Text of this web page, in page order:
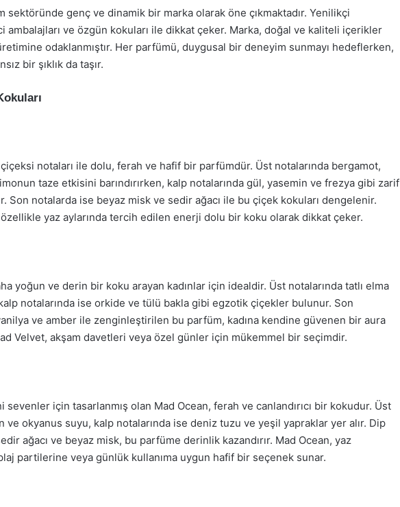
sektöründe genç ve dinamik bir marka olarak öne çıkmaktadır. Yenilikçi
ambalajları ve özgün kokuları ile dikkat çeker. Marka, doğal ve kaliteli içerikler
odaklanmıştır. Her parfümü, duygusal bir deneyim sunmayı hedeflerken,
bir şıklık da taşır.
notaları ile dolu, ferah ve hafif bir parfümdür. Üst notalarında bergamot,
taze etkisini barındırırken, kalp notalarında gül, yasemin ve frezya gibi zarif
Son notalarda ise beyaz misk ve sedir ağacı ile bu çiçek kokuları dengelenir.
yaz aylarında tercih edilen enerji dolu bir koku olarak dikkat çeker.
yoğun ve derin bir koku arayan kadınlar için idealdir. Üst notalarında tatlı elma
notalarında ise orkide ve tülü bakla gibi egzotik çiçekler bulunur. Son
ve amber ile zenginleştirilen bu parfüm, kadına kendine güvenen bir aura
Velvet, akşam davetleri veya özel günler için mükemmel bir seçimdir.
sevenler için tasarlanmış olan Mad Ocean, ferah ve canlandırıcı bir kokudur. Üst
ve okyanus suyu, kalp notalarında ise deniz tuzu ve yeşil yapraklar yer alır. Dip
ağacı ve beyaz misk, bu parfüme derinlik kazandırır. Mad Ocean, yaz
partilerine veya günlük kullanıma uygun hafif bir seçenek sunar.